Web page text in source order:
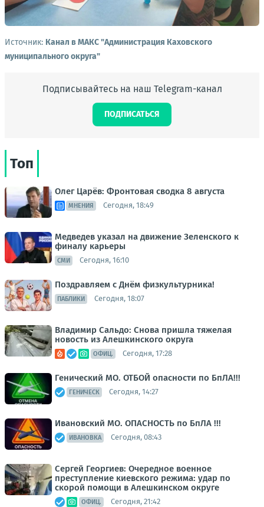
Источник: Канал в МАКС "Администрация Каховского
муниципального округа"
Подписывайтесь на наш Telegram-канал
ПОДПИСАТЬСЯ
Топ
Олег Царёв: Фронтовая сводка 8 августа
МНЕНИЯ Сегодня, 18:49
Медведев указал на движение Зеленского к
финалу карьеры
СМИ Сегодня, 16:10
Поздравляем с Днём физкультурника!
ПАБЛИКИ Сегодня, 18:07
Владимир Сальдо: Снова пришла тяжелая
новость из Алешкинского округа
ОФИЦ. Сегодня, 17:28
Генический МО. ОТБОЙ опасности по БпЛА!!!
ГЕНИЧЕСК Сегодня, 14:27
Ивановский МО. ОПАСНОСТЬ по БпЛА !!!
ИВАНОВКА Сегодня, 08:43
Сергей Георгиев: Очередное военное
преступление киевского режима: удар по
скорой помощи в Алешкинском округе
ОФИЦ. Сегодня, 21:42